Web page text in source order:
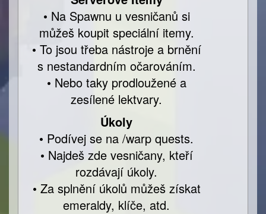
• Na Spawnu u vesničanů si
můžeš koupit speciální itemy.
• To jsou třeba nástroje a brnění
s nestandardním očarováním.
• Nebo taky prodloužené a
zesílené lektvary.
Úkoly
• Podívej se na /warp quests.
• Najdeš zde vesničany, kteří
rozdávají úkoly.
• Za splnění úkolů můžeš získat
emeraldy, klíče, atd.